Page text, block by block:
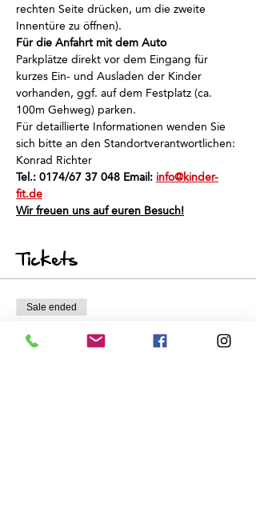
rechten Seite drücken, um die zweite
Innentüre zu öffnen).
Für die Anfahrt mit dem Auto
Parkplätze direkt vor dem Eingang für
kurzes Ein- und Ausladen der Kinder
vorhanden, ggf. auf dem Festplatz (ca.
100m Gehweg) parken.
Für detaillierte Informationen wenden Sie
sich bitte an den Standortverantwortlichen:
Konrad Richter
Tel.: 0174/67 37 048 Email: info@kinder-
fit.de
Wir freuen uns auf euren Besuch!
Tickets
Sale ended
Ticket type